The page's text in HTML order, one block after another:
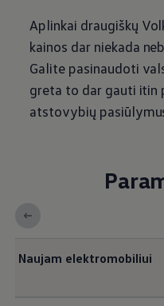
Aplinkai draugiškų
kainos dar niekada
Galite pasinaudoti
greta to dar gauti itin
atstovybių
Naujam elektromobiliui